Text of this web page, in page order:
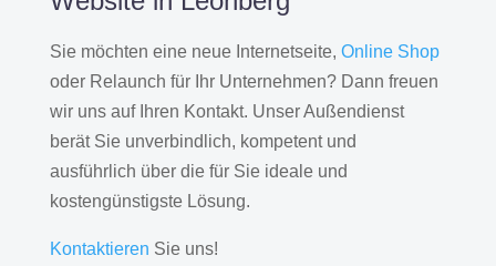
Sie möchten eine neue Internetseite, Online Shop
oder Relaunch für Ihr Unternehmen? Dann freuen
wir uns auf Ihren Kontakt. Unser Außendienst
berät Sie unverbindlich, kompetent und
ausführlich über die für Sie ideale und
kostengünstigste Lösung.
Kontaktieren Sie uns!